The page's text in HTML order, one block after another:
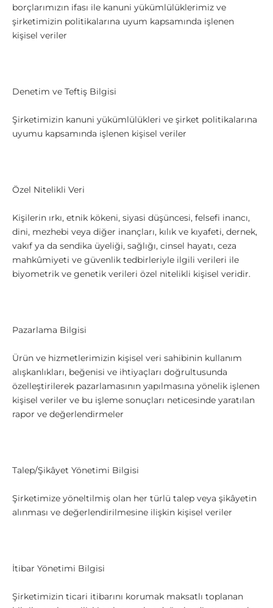
borçlarımızın ifası ile kanuni yükümlülüklerimiz ve
şirketimizin politikalarına uyum kapsamında işlenen
kişisel veriler
Denetim ve Teftiş Bilgisi
Şirketimizin kanuni yükümlülükleri ve şirket politikalarına
uyumu kapsamında işlenen kişisel veriler
Özel Nitelikli Veri
Kişilerin ırkı, etnik kökeni, siyasi düşüncesi, felsefi inancı,
dini, mezhebi veya diğer inançları, kılık ve kıyafeti, dernek,
vakıf ya da sendika üyeliği, sağlığı, cinsel hayatı, ceza
mahkûmiyeti ve güvenlik tedbirleriyle ilgili verileri ile
biyometrik ve genetik verileri özel nitelikli kişisel veridir.
Pazarlama Bilgisi
Ürün ve hizmetlerimizin kişisel veri sahibinin kullanım
alışkanlıkları, beğenisi ve ihtiyaçları doğrultusunda
özelleştirilerek pazarlamasının yapılmasına yönelik işlenen
kişisel veriler ve bu işleme sonuçları neticesinde yaratılan
rapor ve değerlendirmeler
Talep/Şikâyet Yönetimi Bilgisi
Şirketimize yöneltilmiş olan her türlü talep veya şikâyetin
alınması ve değerlendirilmesine ilişkin kişisel veriler
İtibar Yönetimi Bilgisi
Şirketimizin ticari itibarını korumak maksatlı toplanan